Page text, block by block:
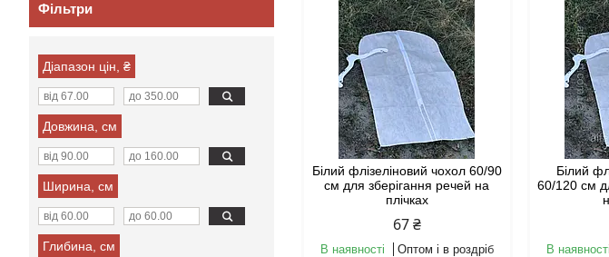
Білий флізеліновий чохол 60/90
см для зберігання речей на
плічках
67 ₴
В наявності Оптом і в роздріб
Білий
60/120 см
В наявності
Фільтри
Діапазон цін, ₴
Довжина, см
Ширина, см
Глибина, см